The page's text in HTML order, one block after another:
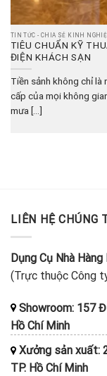
TIN TỨC - CHIA SẺ KINH
TIÊU CHUẨN KỸ
ĐIỆN KHÁCH SẠN
Tiền sảnh không chỉ là
cấp của mọi không
mưa [...]
LIÊN HỆ CHÚNG
Dụng Cụ Nhà
(Trực thuộc Công
Showroom: 157
Hồ Chí Minh
Xưởng sản xuất:
TP. Hồ Chí Minh